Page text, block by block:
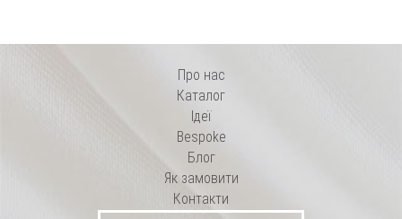
Про нас
Каталог
Ідеї
Bespoke
Блог
Як замовити
Контакти